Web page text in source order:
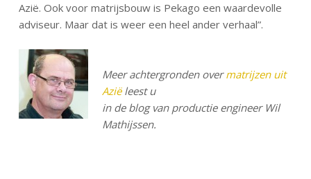
Azië. Ook voor matrijsbouw is Pekago een waardevolle
adviseur. Maar dat is weer een heel ander verhaal”.
Meer achtergronden overmatrijzen uit
Aziëleest u
in de blog van productie engineer Wil
Mathijssen.